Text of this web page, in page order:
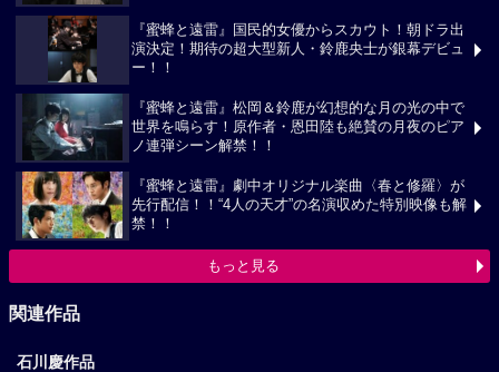
『蜜蜂と遠雷』国民的女優からスカウト！朝ドラ出
演決定！期待の超大型新人・鈴鹿央士が銀幕デビュ
ー！！
『蜜蜂と遠雷』松岡＆鈴鹿が幻想的な月の光の中で
世界を鳴らす！原作者・恩田陸も絶賛の月夜のピア
ノ連弾シーン解禁！！
『蜜蜂と遠雷』劇中オリジナル楽曲〈春と修羅〉が
先行配信！！“4人の天才”の名演収めた特別映像も解
禁！！
もっと見る
関連作品
石川慶作品